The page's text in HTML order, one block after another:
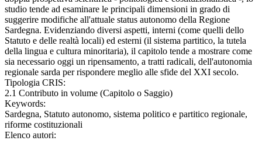
studio tende ad esaminare le principali dimensioni in grado di
suggerire modifiche all'attuale status autonomo della Regione
Sardegna. Evidenziando diversi aspetti, interni (come quelli dello
Statuto e delle realtà locali) ed esterni (il sistema partitico, la tutela
della lingua e cultura minoritaria), il capitolo tende a mostrare come
sia necessario oggi un ripensamento, a tratti radicali, dell'autonomia
regionale sarda per rispondere meglio alle sfide del XXI secolo.
Tipologia CRIS:
2.1 Contributo in volume (Capitolo o Saggio)
Keywords:
Sardegna, Statuto autonomo, sistema politico e partitico regionale,
riforme costituzionali
Elenco autori: